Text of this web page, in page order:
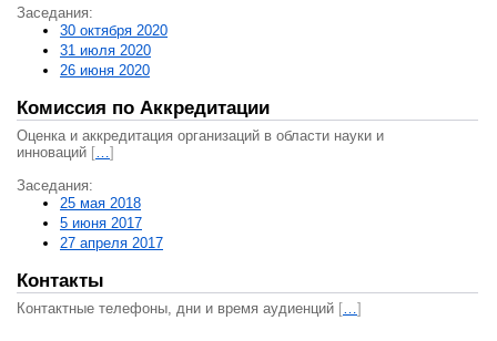
Заседания:
30 октября 2020
31 июля 2020
26 июня 2020
Комиссия по Аккредитации
Оценка и аккредитация организаций в области науки и
инноваций […]
Заседания:
25 мая 2018
5 июня 2017
27 апреля 2017
Контакты
Контактные телефоны, дни и время аудиенций […]